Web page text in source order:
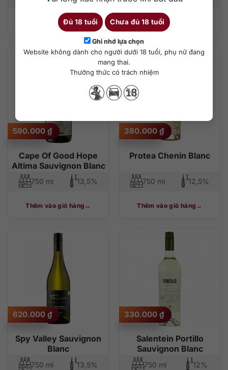
Đủ 18 tuổi Chưa đủ 18 tuổi
Ghi nhớ lựa chọn
Website không dành cho người dưới 18 tuổi, phụ nữ đang
mang thai.
Thưởng thức có trách nhiệm
Thêm vào giỏ hàng Thêm vào giỏ hàng
Cape Of Good Hope
Altima Sauvignon Blanc
590.000 ₫
750 ml 13,5%
Thêm vào giỏ hàng
Protea Chenin Blanc
380.000 ₫
750 ml 12,5%
Thêm vào giỏ hàng
Spy Valley Sauvignon
Blanc
620.000 ₫
750 ml 13,5%
Salentein Portillo
Sauvignon Blanc
330.000 ₫
750 ml 12%